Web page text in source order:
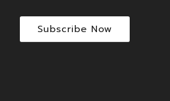
Subscribe Now